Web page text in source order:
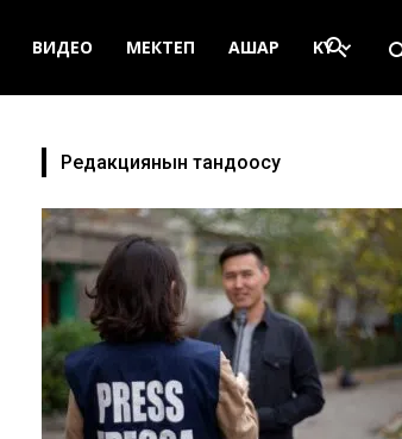
search
ВИДЕО МЕКТЕП АШАР KY
Редакциянын тандоосу